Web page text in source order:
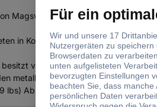
Magswitch ist ein Allround Talent
in Kombination mit sehr hohen
verschiedene Gewinde auf
metallischen Oberflächen.
Abmessungen: 78,7 x 55,8 x